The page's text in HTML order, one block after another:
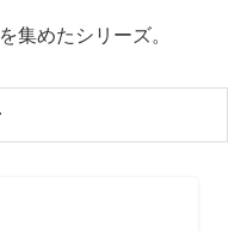
集めたシリーズ。